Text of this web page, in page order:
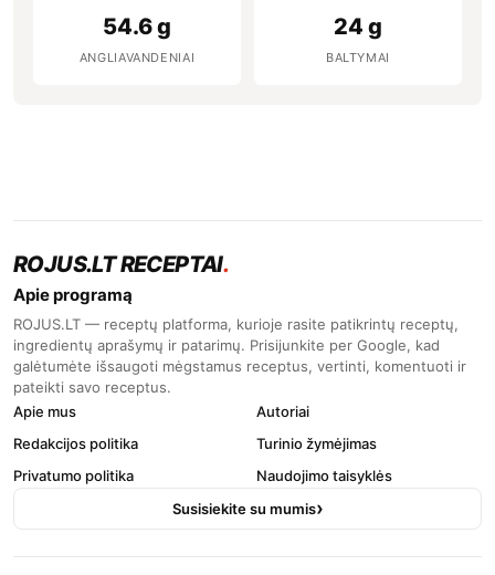
54.6 g
ANGLIAVANDENIAI
24 g
BALTYMAI
ROJUS.LT RECEPTAI.
Apie programą
ROJUS.LT — receptų platforma, kurioje rasite patikrintų receptų,
ingredientų aprašymų ir patarimų. Prisijunkite per Google, kad
galėtumėte išsaugoti mėgstamus receptus, vertinti, komentuoti ir
pateikti savo receptus.
Apie mus
Autoriai
Redakcijos politika
Turinio žymėjimas
Privatumo politika
Naudojimo taisyklės
Susisiekite su mumis